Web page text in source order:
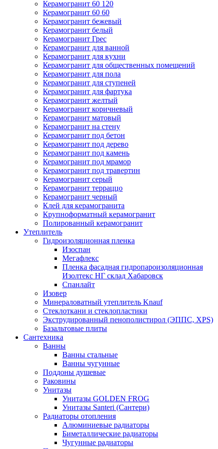
Керамогранит 60 120
Керамогранит 60 60
Керамогранит бежевый
Керамогранит белый
Керамогранит Грес
Керамогранит для ванной
Керамогранит для кухни
Керамогранит для общественных помещений
Керамогранит для пола
Керамогранит для ступеней
Керамогранит для фартука
Керамогранит желтый
Керамогранит коричневый
Керамогранит матовый
Керамогранит на стену
Керамогранит под бетон
Керамогранит под дерево
Керамогранит под камень
Керамогранит под мрамор
Керамогранит под травертин
Керамогранит серый
Керамогранит терраццо
Керамогранит черный
Клей для керамогранита
Крупноформатный керамогранит
Полированный керамогранит
Утеплитель
Гидроизоляционная пленка
Изоспан
Мегафлекс
Пленка фасадная гидропароизоляционная
Изолтекс НГ склад Хабаровск
Спанлайт
Изовер
Минераловатный утеплитель Knauf
Стеклоткани и стеклопластики
Экструдированный пенополистирол (ЭППС, XPS)
Базальтовые плиты
Сантехника
Ванны
Ванны стальные
Ванны чугунные
Поддоны душевые
Раковины
Унитазы
Унитазы GOLDEN FROG
Унитазы Santeri (Сантери)
Радиаторы отопления
Алюминиевые радиаторы
Биметаллические радиаторы
Чугунные радиаторы